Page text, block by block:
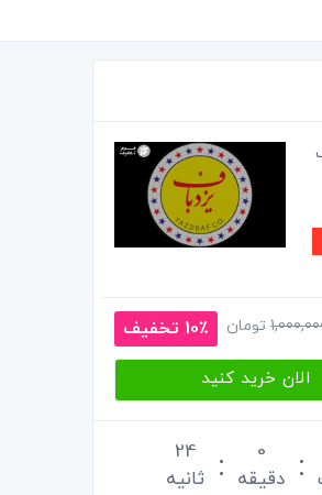
تومان 10٪ تخفیف
الان خرید کنید
0
دقیقه
23
ثانیه